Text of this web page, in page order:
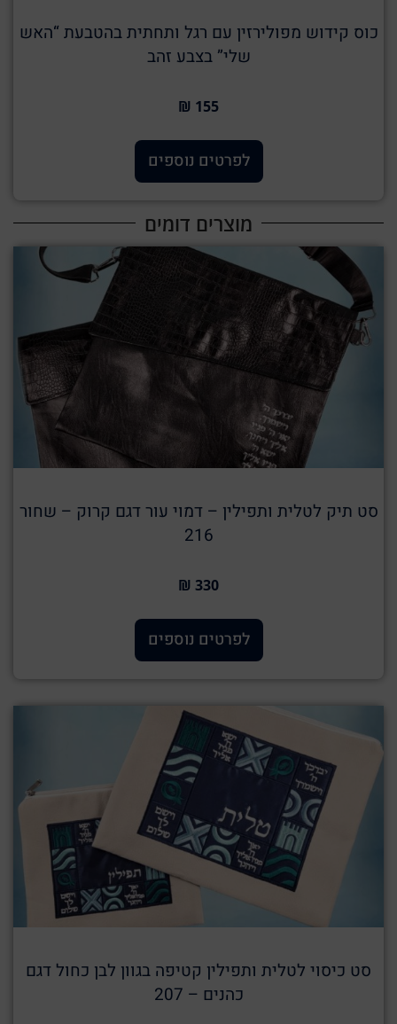
כוס קידוש מפולירזין עם רגל ותחתית בהטבעת “האש
שלי” בצבע זהב
155 ₪
לפרטים נוספים
מוצרים דומים
סט תיק לטלית ותפילין – דמוי עור דגם קרוק – שחור
216
330 ₪
לפרטים נוספים
סט כיסוי לטלית ותפילין קטיפה בגוון לבן כחול דגם
כהנים – 207